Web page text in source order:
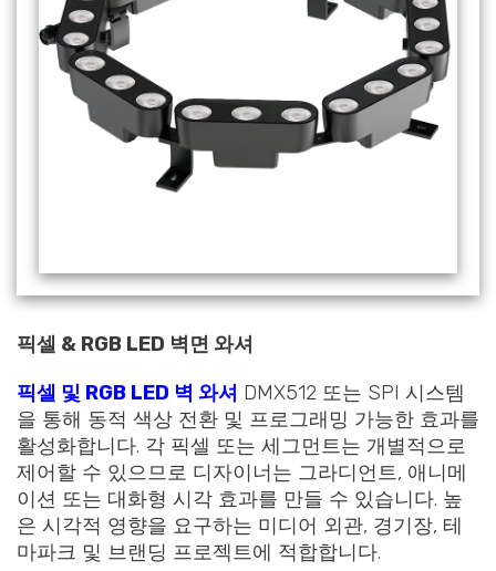
픽셀 & RGB LED 벽면 와셔
픽셀 및 RGB LED 벽 와셔 DMX512 또는 SPI 시스템
을 통해 동적 색상 전환 및 프로그래밍 가능한 효과를
활성화합니다. 각 픽셀 또는 세그먼트는 개별적으로
제어할 수 있으므로 디자이너는 그라디언트, 애니메
이션 또는 대화형 시각 효과를 만들 수 있습니다. 높
은 시각적 영향을 요구하는 미디어 외관, 경기장, 테
마파크 및 브랜딩 프로젝트에 적합합니다.